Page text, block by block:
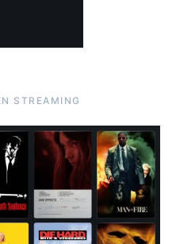
STREAMING